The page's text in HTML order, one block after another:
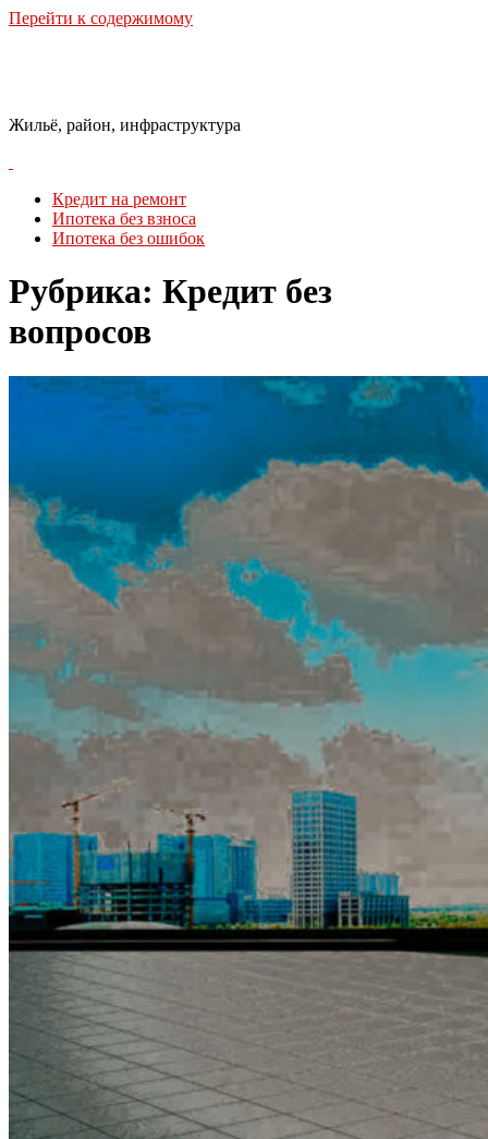
Перейти к содержимому
Жильё, район, инфраструктура
Кредит на ремонт
Ипотека без взноса
Ипотека без ошибок
Рубрика: Кредит без
вопросов